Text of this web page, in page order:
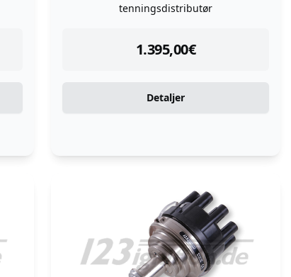
tenningsdistributør
1.395,00€
instock
Detaljer